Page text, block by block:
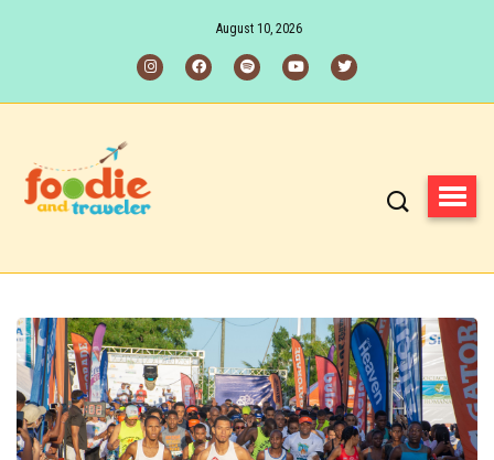
August 10, 2026